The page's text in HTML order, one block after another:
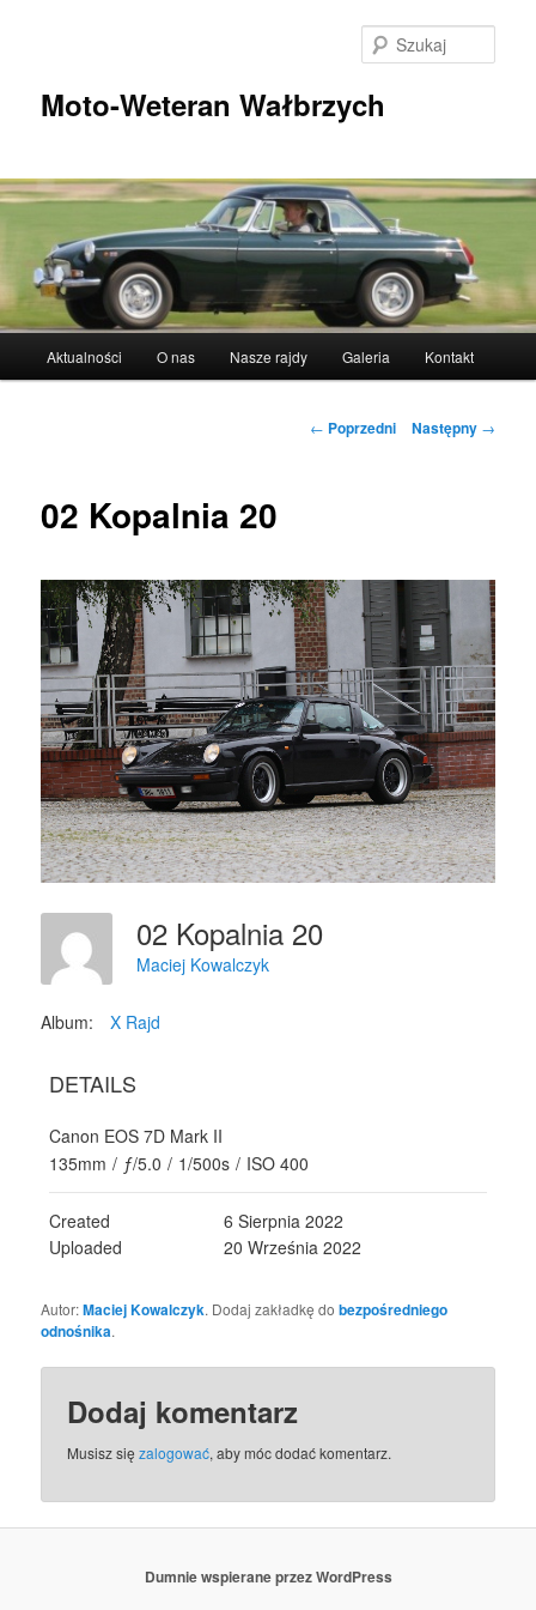
Moto-Weteran Wałbrzych
Aktualności O nas Nasze rajdy Galeria Kontakt
Nawigacja
← Poprzedni Następny →
02 Kopalnia 20
02 Kopalnia 20
Maciej Kowalczyk
Album: X Rajd
DETAILS
Canon EOS 7D Mark II
135mm / ƒ/5.0 / 1/500s / ISO 400
Created
6 Sierpnia 2022
Uploaded
20 Września 2022
Autor:Maciej Kowalczyk. Dodaj zakładkę dobezpośredniego
odnośnika.
Dodaj komentarz
Musisz sięzalogować, aby móc dodać komentarz.
Dumnie wspierane przez WordPress